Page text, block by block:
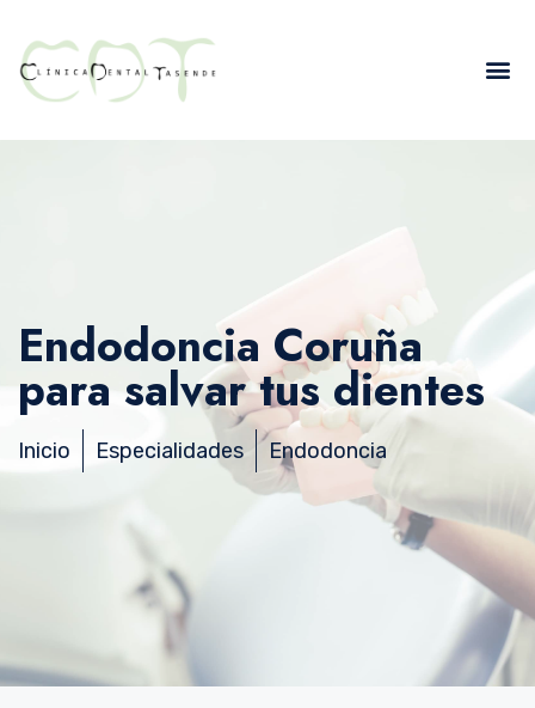
Endodoncia Coruña
para salvar tus dientes
Inicio Especialidades Endodoncia